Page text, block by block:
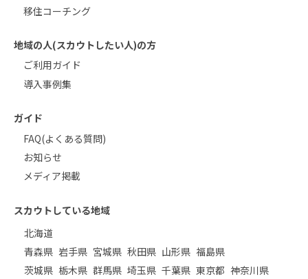
移住コーチング
地域の人(スカウトしたい人)の方
ご利用ガイド
導入事例集
ガイド
FAQ(よくある質問)
お知らせ
メディア掲載
スカウトしている地域
北海道
青森県 岩手県 宮城県 秋田県 山形県 福島県
茨城県 栃木県 群馬県 埼玉県 千葉県 東京都 神奈川県